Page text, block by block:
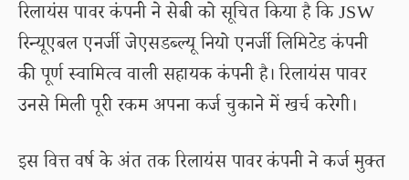
रिलायंस पावर कंपनी ने सेबी को सूचित किया है कि JSW
रिन्यूएबल एनर्जी जेएसडब्ल्यू नियो एनर्जी लिमिटेड कंपनी
की पूर्ण स्वामित्व वाली सहायक कंपनी है। रिलायंस पावर
उनसे मिली पूरी रकम अपना कर्ज चुकाने में खर्च करेगी।
इस वित्त वर्ष के अंत तक रिलायंस पावर कंपनी ने कर्ज मुक्त